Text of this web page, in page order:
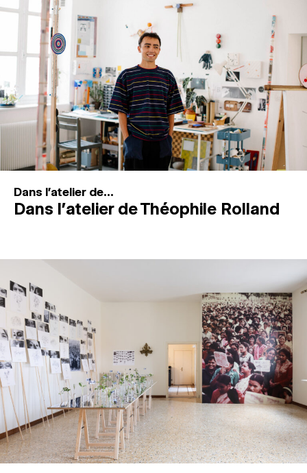
MAGAZINE
ESPACES DE PRATIQUE ARTISTIQUE ↓
Recherche
Connexion
Dans l'atelier de...
Dans l’atelier de Théophile Rolland